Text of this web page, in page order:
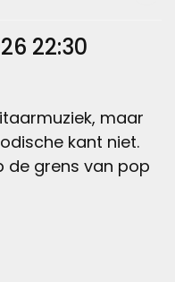
22:30
maar
kant niet.
de grens van pop